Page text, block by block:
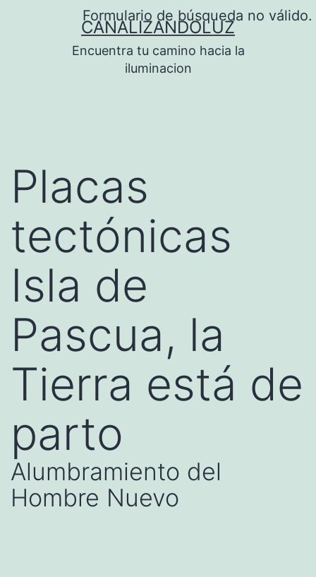
Formulario de búsqueda no válido.
CANALIZANDOLUZ
Encuentra tu camino hacia la
iluminacion
Placas
tectónicas
Isla de
Pascua, la
Tierra está de
parto
Alumbramiento del
Hombre Nuevo